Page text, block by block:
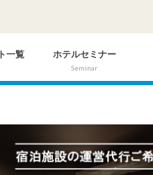
一覧 ホテルセミナー
Seminar